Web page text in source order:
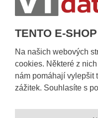
TENTO E-
Na našich webových
cookies. Některé z
nám pomáhají vylepšit
zážitek. Souhlasíte s
Obecné informace